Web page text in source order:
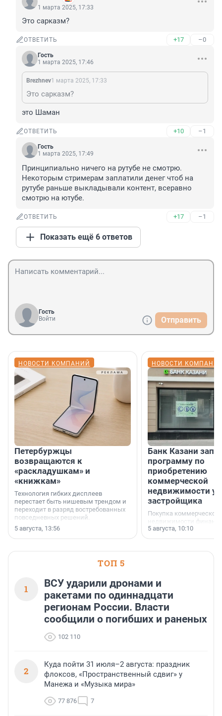
1 марта 2025, 17:33
Это сарказм?
ОТВЕТИТЬ +17 –0
Гость
1 марта 2025, 17:46
Brezhnev1 марта 2025, 17:33
Это сарказм?
это Шаман
ОТВЕТИТЬ +10 –1
Гость
1 марта 2025, 17:49
Принципиально ничего на рутубе не смотрю.
Некоторым стримерам заплатили денег чтоб на
рутубе раньше выкладывали контент, всеравно
смотрю на ютубе.
ОТВЕТИТЬ +17 –1
Показать ещё 6 ответов
Гость
Войти
Отправить
НОВОСТИ КОМПАНИЙ
Петербуржцы
возвращаются к
«раскладушкам» и
«книжкам»
Технология гибких дисплеев
перестает быть нишевым трендом и
переходит в разряд востребованных
повседневных решений.
5 августа, 13:56
НОВОСТИ
Банк Казани
программу по
приобретению
коммерческой
недвижимости у
застройщика
Покупка коммерческой
недвижимости
инструмент,
предпринимателей.
или готовый арендный
5 августа, 10:10
ТОП 5
1
ВСУ ударили дронами и
ракетами по одиннадцати
регионам России. Власти
сообщили о погибших и раненых
102 110
2
Куда пойти 31 июля–2 августа: праздник
флоксов, «Пространственный сдвиг» у
Манежа и «Музыка мира»
77 876 7